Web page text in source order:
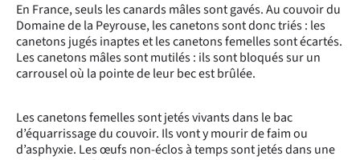
En France, seuls les canards mâles sont gavés. Au couvoir du
Domaine de la Peyrouse, les canetons sont donc triés : les
canetons jugés inaptes et les canetons femelles sont écartés.
Les canetons mâles sont mutilés : ils sont bloqués sur un
carrousel où la pointe de leur bec est brûlée.
Les canetons femelles sont jetés vivants dans le bac
d’équarrissage du couvoir. Ils vont y mourir de faim ou
d’asphyxie. Les œufs non-éclos à temps sont jetés dans une